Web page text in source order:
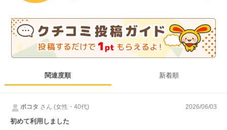
関連度順 新着順
ポコタ さん (女性・40代) 2026/06/03
初めて利用しました